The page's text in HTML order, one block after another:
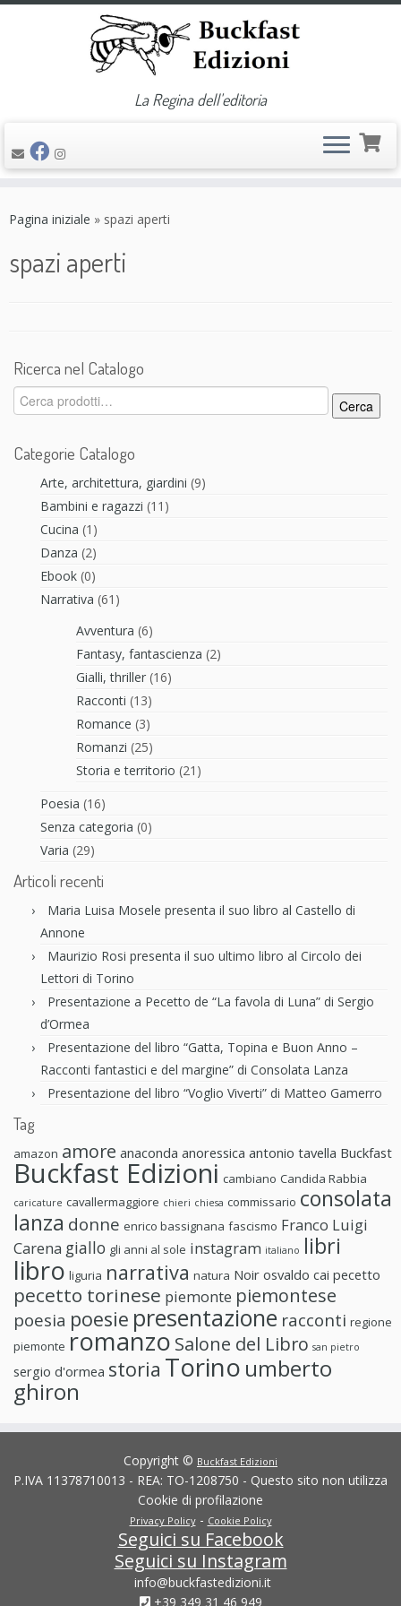
La Regina dell'editoria
Pagina iniziale » spazi aperti
spazi aperti
Ricerca nel Catalogo
Cerca:
Cerca
Categorie Catalogo
Arte, architettura, giardini (9)
Bambini e ragazzi (11)
Cucina (1)
Danza (2)
Ebook (0)
Narrativa (61)
Avventura (6)
Fantasy, fantascienza (2)
Gialli, thriller (16)
Racconti (13)
Romance (3)
Romanzi (25)
Storia e territorio (21)
Poesia (16)
Senza categoria (0)
Varia (29)
Articoli recenti
Maria Luisa Mosele presenta il suo libro al Castello di
Annone
Maurizio Rosi presenta il suo ultimo libro al Circolo dei
Lettori di Torino
Presentazione a Pecetto de “La favola di Luna” di Sergio
d’Ormea
Presentazione del libro “Gatta, Topina e Buon Anno –
Racconti fantastici e del margine” di Consolata Lanza
Presentazione del libro “Voglio Viverti” di Matteo Gamerro
Tag
amazon amore anaconda anoressica antonio tavella Buckfast
Buckfast Edizioni cambiano Candida Rabbia
caricature cavallermaggiore chieri chiesa commissario consolata
lanza donne enrico bassignana fascismo Franco Luigi
Carena giallo gli anni al sole instagram italiano libri
libro liguria narrativa natura Noir osvaldo cai pecetto
pecetto torinese piemonte piemontese
poesia poesie presentazione racconti regione
piemonte romanzo Salone del Libro san pietro
sergio d'ormea storia Torino umberto
ghiron
Copyright © Buckfast Edizioni
P.IVA 11378710013 - REA: TO-1208750 - Questo sito non utilizza
Cookie di profilazione
Privacy Policy- Cookie Policy
Seguici su Facebook
Seguici su Instagram
info@buckfastedizioni.it
+39 349 31 46 949